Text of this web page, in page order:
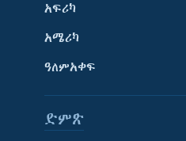
አፍሪካ
አሜሪካ
ዓለምአቀፍ
ድምጽ